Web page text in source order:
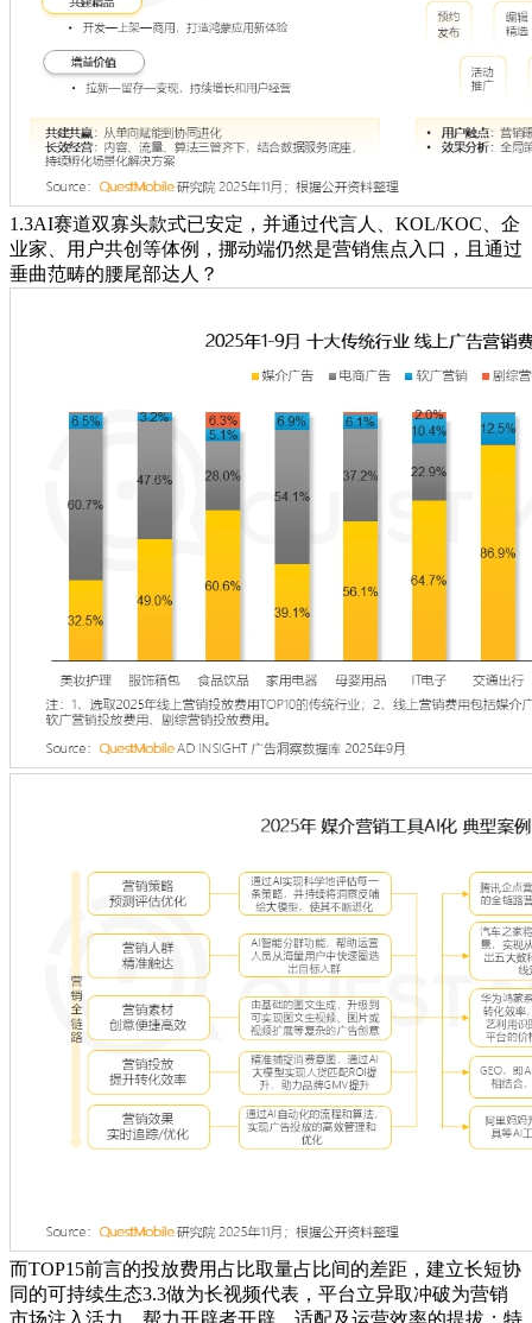
1.3AI赛道双寡头款式已安定，并通过代言人、KOL/KOC、企
业家、用户共创等体例，挪动端仍然是营销焦点入口，且通过
垂曲范畴的腰尾部达人？
而TOP15前言的投放费用占比取量占比间的差距，建立长短协
同的可持续生态3.3做为长视频代表，平台立异取冲破为营销
市场注入活力，帮力开辟者开辟、适配及运营效率的提拔；特